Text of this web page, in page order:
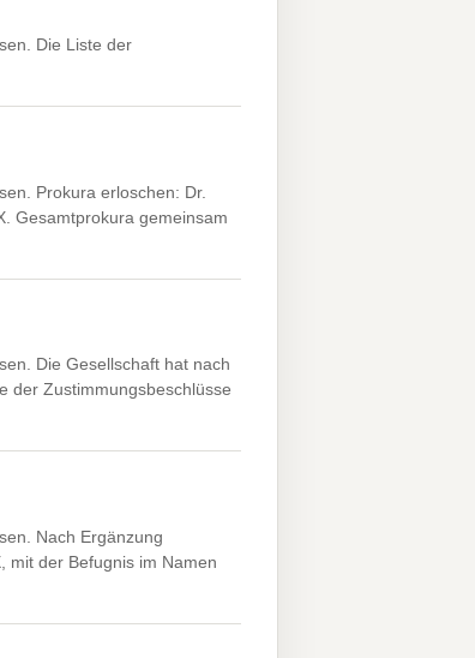
Die Liste der
Prokura erloschen: Dr.
Gesamtprokura gemeinsam
Die Gesellschaft hat nach
der Zustimmungsbeschlüsse
Nach Ergänzung
mit der Befugnis im Namen